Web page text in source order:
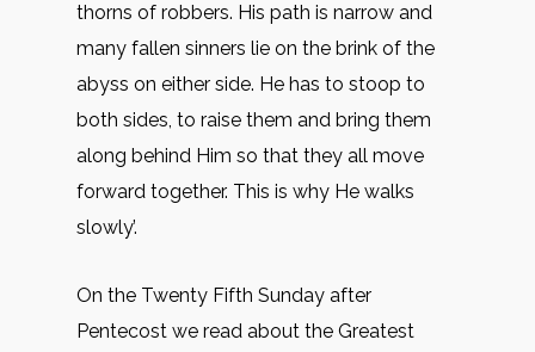
thorns of robbers. His path is narrow and
many fallen sinners lie on the brink of the
abyss on either side. He has to stoop to
both sides, to raise them and bring them
along behind Him so that they all move
forward together. This is why He walks
slowly’.
On the Twenty Fifth Sunday after
Pentecost we read about the Greatest